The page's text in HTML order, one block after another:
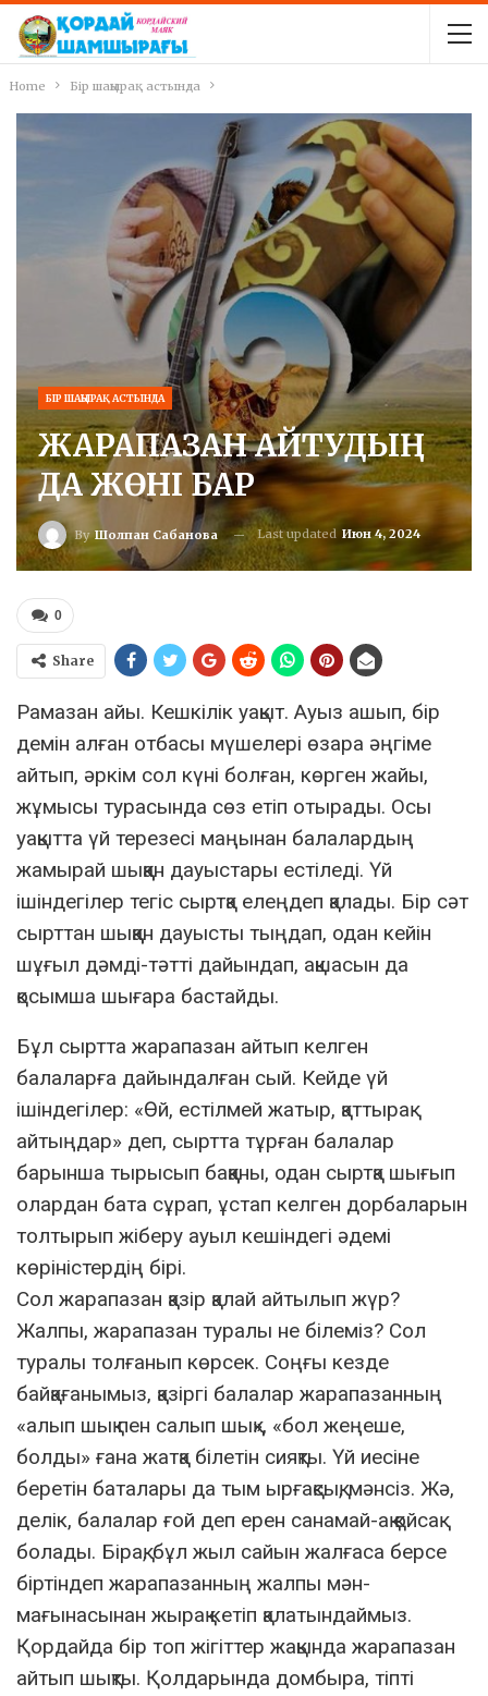
Home Бір шаңырақ астында
БІР ШАҢЫРАҚ АСТЫНДА
ЖАРАПАЗАН АЙТУДЫҢ
ДА ЖӨНІ БАР
ByШолпан Сабанова Last updated Июн 4, 2024
0
Share
Рамазан айы. Кешкілік уақыт. Ауыз ашып, бір
демін алған отбасы мүшелері өзара әңгіме
айтып, әркім сол күні болған, көрген жайы,
жұмысы турасында сөз етіп отырады. Осы
уақытта үй терезесі маңынан балалардың
жамырай шыққан дауыстары естіледі. Үй
ішіндегілер тегіс сыртқа елеңдеп қалады. Бір сәт
сырттан шыққан дауысты тыңдап, одан кейін
шұғыл дәмді-тәтті дайындап, ақшасын да
қосымша шығара бастайды.
Бұл сыртта жарапазан айтып келген
балаларға дайындалған сый. Кейде үй
ішіндегілер: «Өй, естілмей жатыр, қаттырақ
айтыңдар» деп, сыртта тұрған балалар
барынша тырысып баққаны, одан сыртқа шығып
олардан бата сұрап, ұстап келген дорбаларын
толтырып жіберу ауыл кешіндегі әдемі
көріністердің бірі.
Сол жарапазан қазір қалай айтылып жүр?
Жалпы, жарапазан туралы не білеміз? Сол
туралы толғанып көрсек. Соңғы кезде
байқағанымыз, қазіргі балалар жарапазанның
«алып шық пен салып шық», «бол жеңеше,
болды» ғана жатқа білетін сияқты. Үй иесіне
беретін баталары да тым ырғақсық, мәнсіз. Жә,
делік, балалар ғой деп ерен санамай-ақ қойсақ
болады. Бірақ, бұл жыл сайын жалғаса берсе
біртіндеп жарапазанның жалпы мән-
мағынасынан жырақ кетіп қалатындаймыз.
Қордайда бір топ жігіттер жақында жарапазан
айтып шықты. Қолдарында домбыра, тіпті